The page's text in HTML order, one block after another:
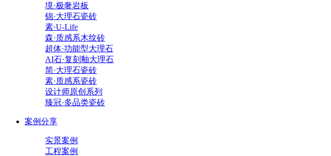
境·极奢岩板
锦·大理石瓷砖
素·U-Life
森·质感系木纹砖
超体·功能型大理石
AI石·复刻釉大理石
简·大理石瓷砖
素·质感系瓷砖
设计师原创系列
臻冠·多品类瓷砖
案例分享
实景案例
工程案例